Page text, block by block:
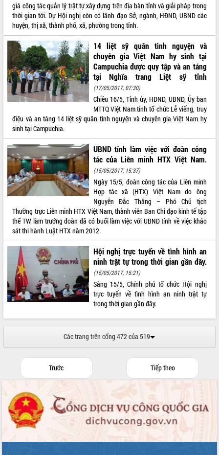
nhất, Quốc hội khóa XVI
Quyết liệt cải cách hành chính, khơi
thông nguồn lực phát triển
Nâng cao hiệu lực, hiệu quả HĐND
tỉnh thông qua hiện đại hóa hành chính
Xã Ea Phê gắn cải cách hành chính với
chuyển đổi số
Phó Chủ tịch Thường trực UBND tỉnh
Hồ Thị Nguyên Thảo làm việc tại Trung
tâm Phục vụ hành chính công xã Ea
Phê
Xây dựng nền hành chính số đồng
hành cùng nông dân dân, doanh nghiệp
Giai đoạn 2026-2030, Đắk Lắk phấn
đấu có 77% xã đạt chuẩn nông thôn
mới
Chuyển đổi số 'mở đường' cho nông
nghiệp Đắk Lắk tăng trưởng bứt phá
Triển khai đồng bộ đo đạc, lập hồ sơ
địa chính, hoàn thiện cơ sở dữ liệu đất
đai
Ứng dụng sinh trắc học - Bước tiến
trong hành trình chuyển đổi số tại Đắk
Đắk Lắk nâng cao hiệu quả công tác
Đảng từ Sổ tay đảng viên điện tử
Đắk Lắk đẩy mạnh nuôi biển công
nghệ, hướng tới phát triển thủy sản
Tập huấn nâng cao năng lực triển khai
chuyển đổi số cho cán bộ, công chức
Đắk Lắk phát động hưởng ứng Ngày
Quyền của người tiêu dùng Việt Nam
tâm đạt được mục tiêu tăng trưởng
hai con số trong năm 2026
Tổ chức trang trọng Lễ hội Đền thờ
Lương Văn Chánh năm 2026
Phó Bí thư Tỉnh ủy Đắk Lắk Đỗ Hữu
giá công tác quản lý trật tự xây dựng trên địa bàn tỉnh và giải pháp trong
thời gian tới. Dự Hội nghị còn có lãnh đạo Sở, ngành, HĐND, UBND các
huyện, thị xã, thành phố, xã, phường trong tỉnh.
14 liệt sỹ quân tình nguyện và
chuyên gia Việt Nam hy sinh tại
Campuchia được quy tập và an táng
tại Nghĩa trang Liệt sỹ tỉnh
(17/05/2017, 07:30)
Chiều 16/5, Tỉnh ủy, HĐND, UBND, Ủy ban
MTTQ Việt Nam tỉnh tổ chức Lễ viếng, truy
điệu và an táng 14 liệt sỹ quân tình nguyện và chuyên gia Việt Nam hy
sinh tại Campuchia.
UBND tỉnh làm việc với đoàn công
tác của Liên minh HTX Việt Nam.
(15/05/2017, 15:37)
Ngày 15/5, đoàn công tác của Liên minh
Hợp tác xã (HTX) Việt Nam do ông
Nguyễn Đắc Thắng – Phó Chủ tịch
Thường trực Liên minh HTX Việt Nam, thành viên Ban Chỉ đạo kinh tế tập
thể TW làm trưởng đoàn đã có buổi làm việc với UBND tỉnh về việc khảo
sát thi hành Luật HTX năm 2012.
Hội nghị trực tuyến về tình hình an
ninh trật tự trong thời gian gần đây.
(15/05/2017, 15:21)
Sáng 15/5, Chính phủ tổ chức Hội nghị
trực tuyến về tình hình an ninh trật tự
trong thời gian gần đây.
Các trang trên cổng 472 của 519
Trước Tiếp theo